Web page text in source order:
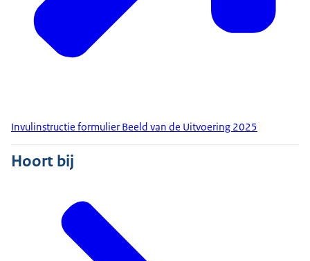
Invulinstructie formulier Beeld van de Uitvoering 2025
Hoort bij